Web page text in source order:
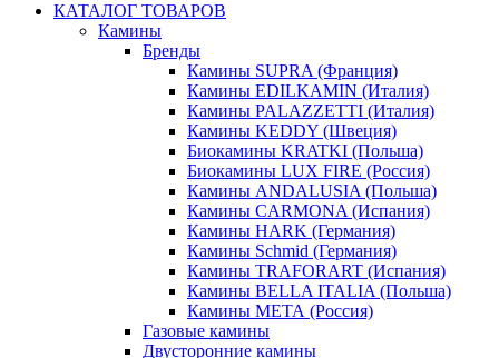
КАТАЛОГ ТОВАРОВ
Камины
Бренды
Камины SUPRA (Франция)
Камины EDILKAMIN (Италия)
Камины PALAZZETTI (Италия)
Камины KEDDY (Швеция)
Биокамины KRATKI (Польша)
Биокамины LUX FIRE (Россия)
Камины ANDALUSIA (Польша)
Камины CARMONA (Испания)
Камины HARK (Германия)
Камины Schmid (Германия)
Камины TRAFORART (Испания)
Камины BELLA ITALIA (Польша)
Камины МЕТА (Россия)
Газовые камины
Двусторонние камины